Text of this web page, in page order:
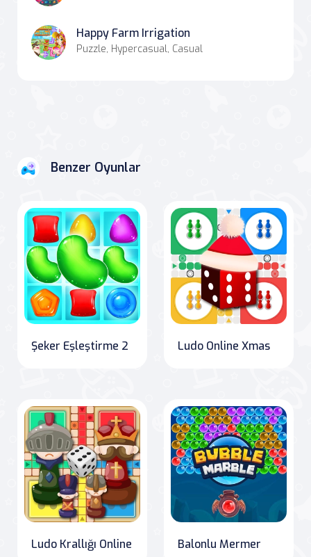
Happy Farm Irrigation
Puzzle, Hypercasual, Casual
Benzer Oyunlar
Şeker Eşleştirme 2 Ludo Online Xmas
Ludo Krallığı Online Balonlu Mermer